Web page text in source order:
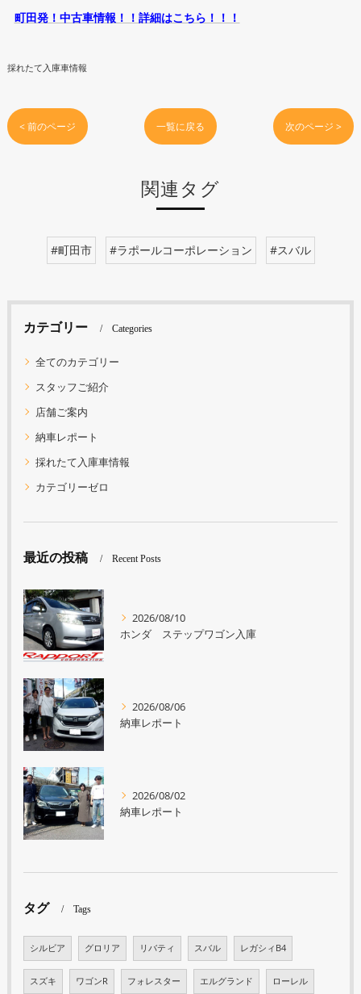
町田発！中古車情報！！詳細はこちら！！！
採れたて入庫車情報
< 前のページ 一覧に戻る 次のページ >
関連タグ
#町田市 #ラポールコーポレーション #スバル
カテゴリー Categories
全てのカテゴリー
スタッフご紹介
店舗ご案内
納車レポート
採れたて入庫車情報
カテゴリーゼロ
最近の投稿 Recent Posts
2026/08/10
ホンダ ステップワゴン入庫
2026/08/06
納車レポート
2026/08/02
納車レポート
タグ Tags
シルビア グロリア リバティ スバル レガシィB4
スズキ ワゴンR フォレスター エルグランド ローレル